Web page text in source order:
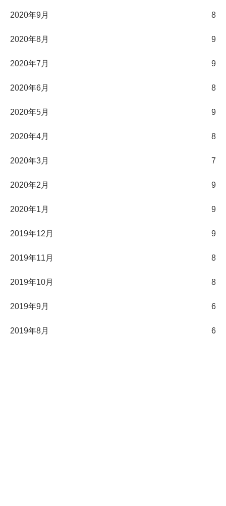
2020年9月 8
2020年8月 9
2020年7月 9
2020年6月 8
2020年5月 9
2020年4月 8
2020年3月 7
2020年2月 9
2020年1月 9
2019年12月 9
2019年11月 8
2019年10月 8
2019年9月 6
2019年8月 6